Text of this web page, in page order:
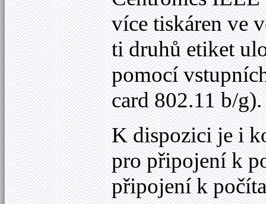
více tiskáren ve
ti druhů etiket
pomocí
card 802.11 b/
K dispozici je i
pro připojení k
připojení k